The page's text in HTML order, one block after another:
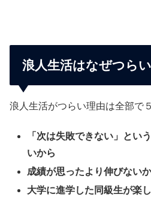
浪人生活はなぜつら
浪人生活がつらい理由は全部で
「次は失敗できない」とい
いから
成績が思ったより伸びない
大学に進学した同級生が楽